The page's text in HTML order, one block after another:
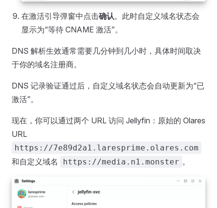
在激活引导弹窗中点击确认。此时自定义域名状态会
显示为“等待 CNAME 激活”。
DNS 解析生效通常需要几分钟到几小时，具体时间取决
于你的域名注册商。
DNS 记录验证通过后，自定义域名状态会自动更新为“已
激活”。
现在，你可以通过两个 URL 访问 Jellyfin：原始的 Olares
URL
https://7e89d2a1.laresprime.olares.com
和自定义域名 https://media.n1.monster 。